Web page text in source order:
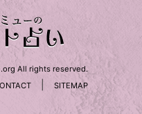
All rights reserved.
SITEMAP